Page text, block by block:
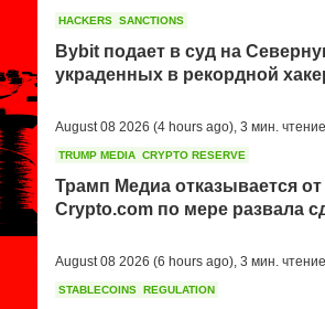
HACKERS SANCTIONS
Bybit подает в суд на
украденных в рекордной
August 08 2026 (4 hours ago) 3 мин. чтение
TRUMP MEDIA CRYPTO RESERVE
Трамп Медиа отказывается от
Crypto.com по мере развала
August 08 2026 (6 hours ago) 3 мин. чтение
STABLECOINS REGULATION